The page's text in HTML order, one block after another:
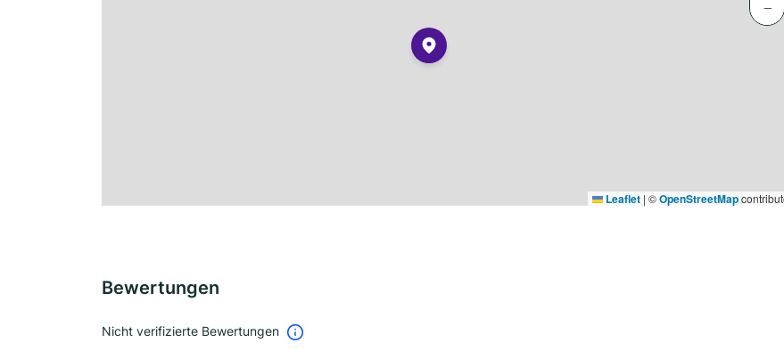
−
Leaflet | ©OpenStreetMap
Bewertungen
Nicht verifizierte Bewertungen